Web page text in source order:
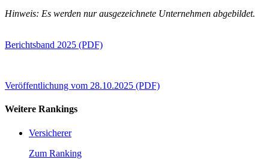
Hinweis: Es werden nur ausgezeichnete Unternehmen abgebildet.
Berichtsband 2025 (PDF)
Veröffentlichung vom 28.10.2025 (PDF)
Weitere Rankings
Versicherer
Zum Ranking